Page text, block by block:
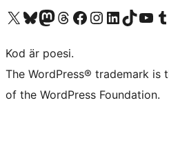
Besök vår X-konto (f.d. Twitter)
Besök vårt Bluesky-konto
Besök vårt Mastodon-konto
Besök vårt Thread-konto
Besök vår Facebook-sidaBesök vårt Instagram-konto
Besök vårt LinkedIn-konto
Besök vårt TikTok-konto
Besök vår YouTube-kanal
Kod är poesi.
The WordPress® trademark
of the WordPress Foundation.